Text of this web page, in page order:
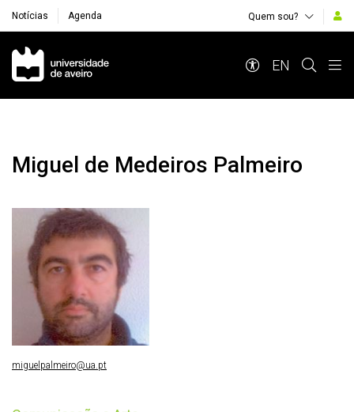
Notícias Agenda Quem sou?
Navegação Principal
EN
Miguel de Medeiros Palmeiro
miguelpalmeiro@ua.pt